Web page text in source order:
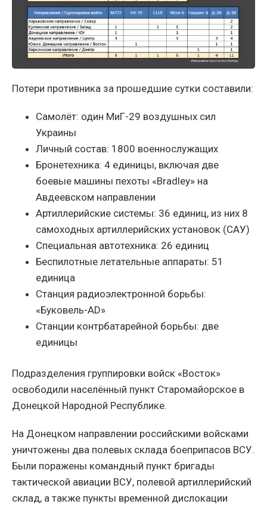
Потери противника за прошедшие сутки составили:
Самолёт: один МиГ-29 воздушных сил
Украины
Личный состав: 1800 военнослужащих
Бронетехника: 4 единицы, включая две
боевые машины пехоты «Bradley» на
Авдеевском направлении
Артиллерийские системы: 36 единиц, из них 8
самоходных артиллерийских установок (САУ)
Специальная автотехника: 26 единиц
Беспилотные летательные аппараты: 51
единица
Станция радиоэлектронной борьбы:
«Буковель-AD»
Станции контрбатарейной борьбы: две
единицы
Подразделения группировки войск «Восток»
освободили населённый пункт Старомайорское в
Донецкой Народной Республике.
На Донецком направлении российскими войсками
уничтожены два полевых склада боеприпасов ВСУ.
Были поражены командный пункт бригады
тактической авиации ВСУ, полевой артиллерийский
склад, а также пункты временной дислокации